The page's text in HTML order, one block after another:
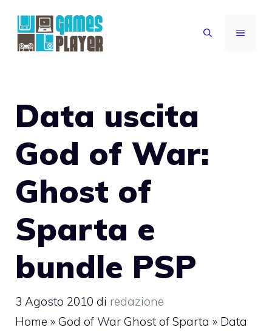
contenuto
MENU
Data uscita
God of War:
Ghost of
Sparta e
bundle PSP
3 Agosto 2010 di redazione
Home » God of War Ghost of Sparta » Data